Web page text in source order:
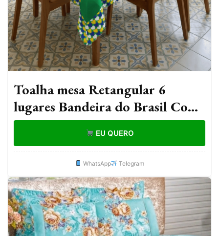
Toalha mesa Retangular 6
lugares Bandeira do Brasil Copa
2.20x1.50 Decoração, Cozinha,
Mesa Posta
EU QUERO
WhatsApp Telegram